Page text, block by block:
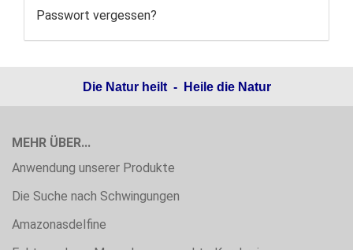
Passwort vergessen?
Die Natur heilt - Heile die Natur
MEHR ÜBER...
Anwendung unserer Produkte
Die Suche nach Schwingungen
Amazonasdelfine